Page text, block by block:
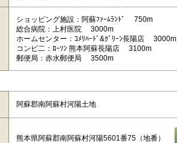
ショッピング施設：阿蘇ﾌｧｰﾑﾗﾝﾄﾞ 750m
総合病院：上村医院 3000m
ホームセンター：ｺﾒﾘﾊｰﾄﾞ&ｸﾞﾘｰﾝ長陽店 3000m
コンビ二：ﾛｰｿﾝ 熊本阿蘇長陽店 3100m
郵便局：赤水郵便局 3500m
阿蘇郡南阿蘇村河陽土地
熊本県阿蘇郡南阿蘇村河陽5601番75（地番）